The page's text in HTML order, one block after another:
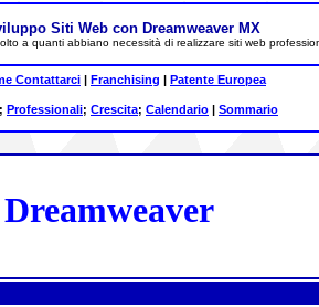
Siti Web con Dreamweaver MX
a quanti abbiano necessità di realizzare siti web
Contattarci | Franchising | Patente Europea
; Professionali; Crescita; Calendario | Sommario